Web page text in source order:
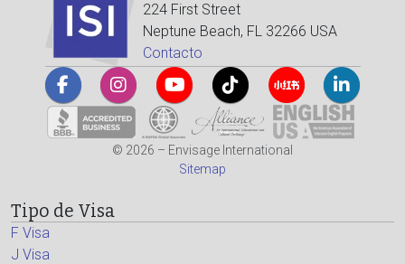
224 First Street
Neptune Beach, FL 32266 USA
Contacto
© 2026 – Envisage International
Sitemap
Tipo de Visa
F Visa
J Visa